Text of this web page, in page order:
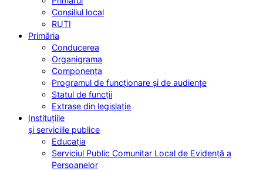
Consiliul local
RUTI
Primăria
Conducerea
Organigrama
Componența
Programul de funcționare și de audiențe
Statul de funcții
Extrase din legislație
Instituțiile
și serviciile publice
Educația
Serviciul Public Comunitar Local de Evidență a
Persoanelor